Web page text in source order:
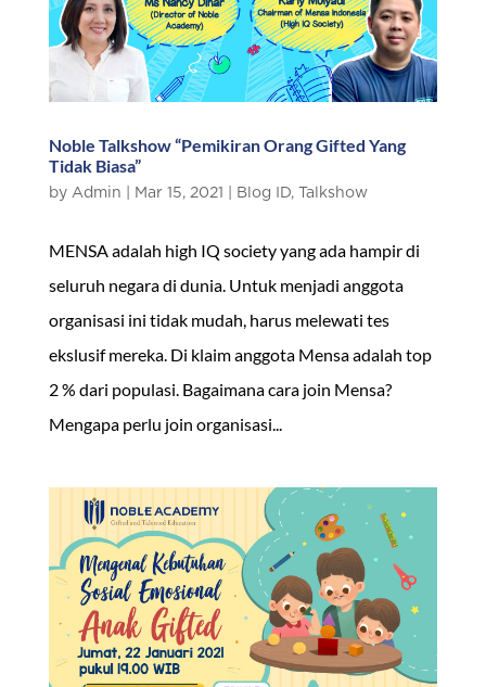
Noble Talkshow “Pemikiran Orang Gifted Yang
Tidak Biasa”
by Admin Mar 15, 2021 Blog ID, Talkshow
MENSA adalah high IQ society yang ada hampir di
seluruh negara di dunia. Untuk menjadi anggota
organisasi ini tidak mudah, harus melewati tes
ekslusif mereka. Di klaim anggota Mensa adalah top
2 % dari populasi. Bagaimana cara join Mensa?
Mengapa perlu join organisasi...